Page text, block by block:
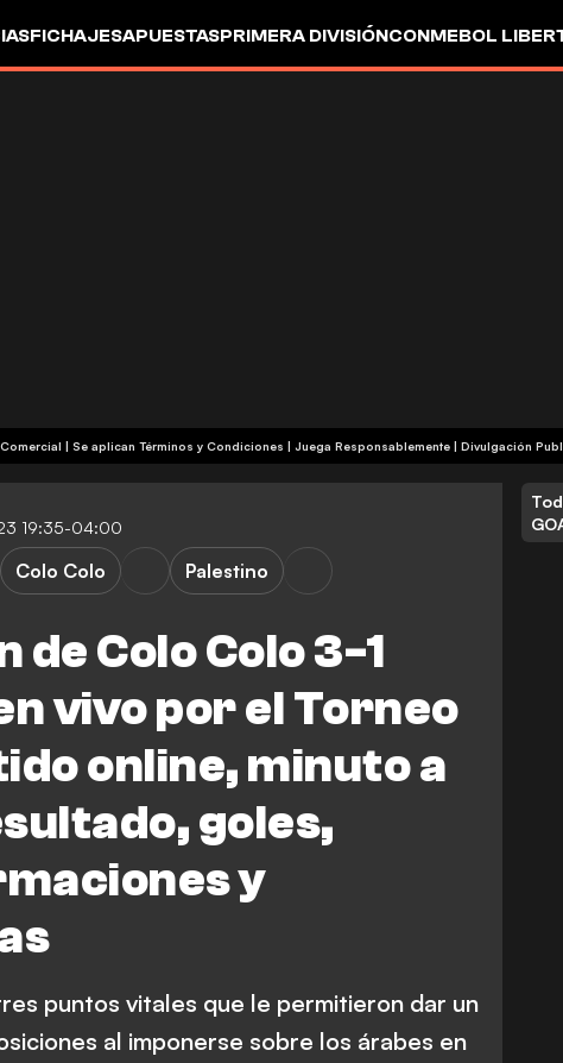
FICHAJESAPUESTASPRIMERA DIVISIÓNCONMEBOL
+18 | Contenido Comercial | Se aplican Términos y Condiciones | Juega Responsablemente| Divulgación
19:35-04:00
de Colo Colo 3-1
vivo por el Torneo
online, minuto a
goles,
y
Colo Colo
Palestino
puntos vitales que le permitieron dar un
al imponerse sobre los árabes en